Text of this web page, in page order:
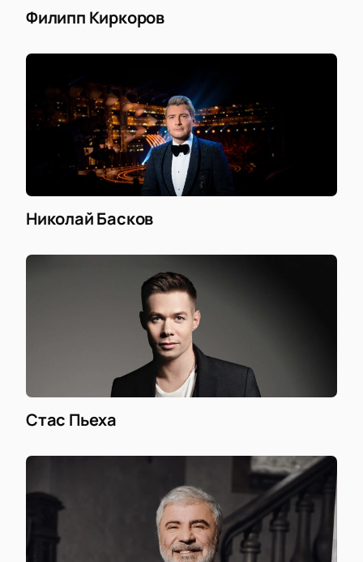
Филипп Киркоров
Николай Басков
Стас Пьеха